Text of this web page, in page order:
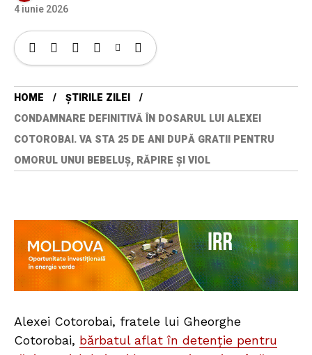
4 iunie 2026
HOME
ȘTIRILE ZILEI
CONDAMNARE DEFINITIVĂ ÎN DOSARUL LUI ALEXEI
COTOROBAI. VA STA 25 DE ANI DUPĂ GRATII PENTRU
OMORUL UNUI BEBELUȘ, RĂPIRE ȘI VIOL
Alexei Cotorobai, fratele lui Gheorghe
Cotorobai, bărbatul aflat în detenție pentru